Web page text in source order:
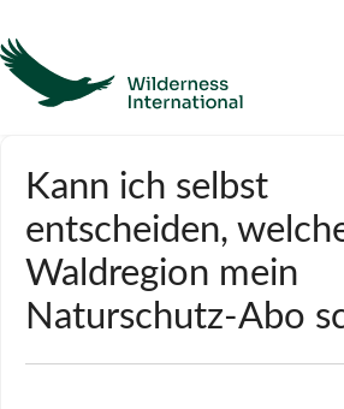
Homepage
Kontakt
Kann ich selbst
entscheiden,
Waldregion mein
Naturschutz-Abo